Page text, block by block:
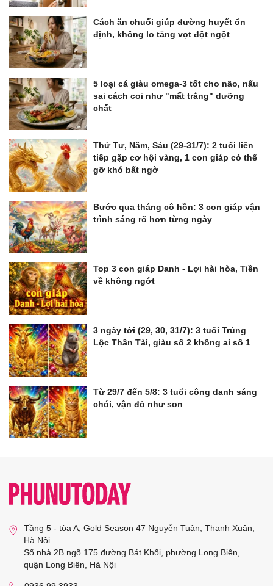
Cách ăn chuối giúp đường huyết ổn
định, không lo tăng vọt đột ngột
5 loại cá giàu omega-3 tốt cho não, nấu
sai cách coi như "mất trắng" dưỡng
chất
Thứ Tư, Năm, Sáu (29-31/7): 2 tuổi liên
tiếp gặp cơ hội vàng, 1 con giáp có thể
gỡ khó bất ngờ
Bước qua tháng cô hồn: 3 con giáp vận
trình sáng rõ hơn từng ngày
Top 3 con giáp Danh - Lợi hài hòa, Tiền
về không ngớt
3 ngày tới (29, 30, 31/7): 3 tuổi Trúng
Lộc Thần Tài, giàu số 2 không ai số 1
Từ 29/7 đến 5/8: 3 tuổi công danh sáng
chói, vận đỏ như son
Tầng 5 - tòa A, Gold Season 47 Nguyễn Tuân, Thanh Xuân,
Hà Nội
Số nhà 2B ngõ 175 đường Bát Khối, phường Long Biên,
quận Long Biên, Hà Nội